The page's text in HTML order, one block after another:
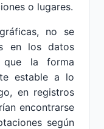
o lugares.
no se
en los datos
que la forma
estable a lo
en registros
encontrarse
según